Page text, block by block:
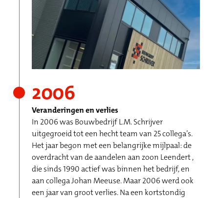
2006
Veranderingen en verlies
In 2006 was Bouwbedrijf L.M. Schrijver
uitgegroeid tot een hecht team van 25 collega’s.
Het jaar begon met een belangrijke mijlpaal: de
overdracht van de aandelen aan zoon Leendert ,
die sinds 1990 actief was binnen het bedrijf, en
aan collega Johan Meeuse. Maar 2006 werd ook
een jaar van groot verlies. Na een kortstondig